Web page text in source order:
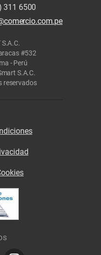
311 6500
S.A.C.
#532
- Perú
S.A.C.
reservados